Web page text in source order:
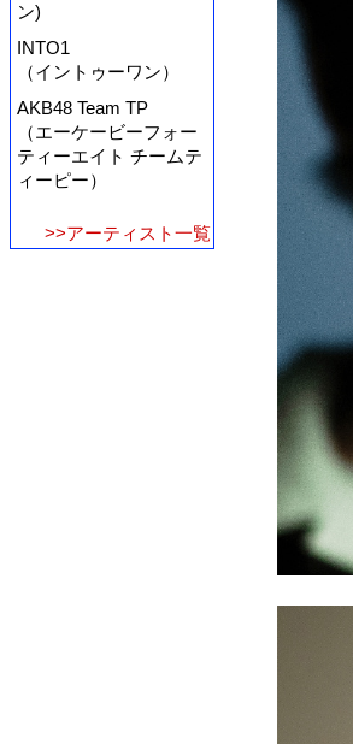
ン)
INTO1
（イントゥーワン）
AKB48 Team TP
（エーケービーフォー
ティーエイト チームテ
ィーピー）
>>アーティスト一覧